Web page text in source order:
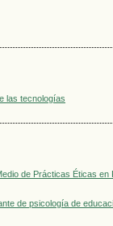
las tecnologías
de Prácticas Éticas
de psicología de